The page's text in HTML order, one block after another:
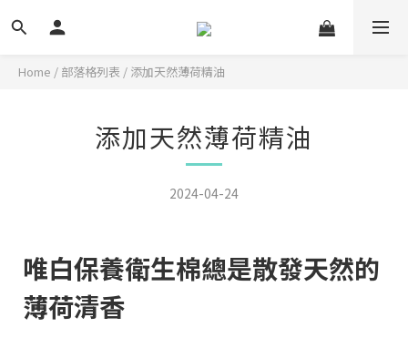
Home / 部落格列表 / 添加天然薄荷精油
添加天然薄荷精油
2024-04-24
唯白保養衛生棉總是散發天然的
薄荷清香